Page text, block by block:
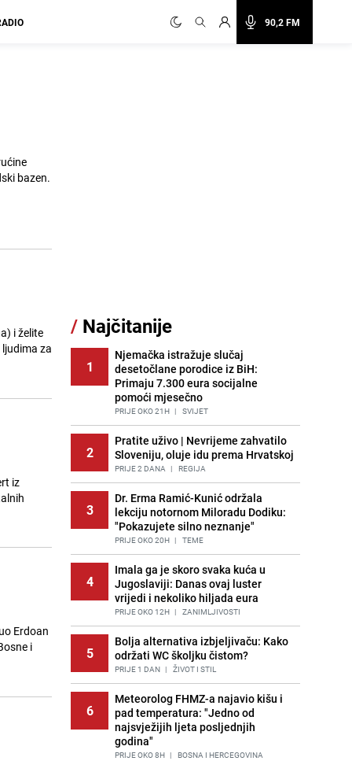
90,2 FM
bazen.
i želite
za
iz
Erdoan
i
/ Najčitanije
1
Njemačka istražuje slučaj
desetočlane porodice iz BiH:
Primaju 7.300 eura socijalne
pomoći mjesečno
PRIJE OKO 21H | SVIJET
2
Pratite uživo | Nevrijeme zahvatilo
Sloveniju, oluje idu prema Hrvatskoj
PRIJE 2 DANA | REGIJA
3
Dr. Erma Ramić-Kunić održala
lekciju notornom Miloradu Dodiku:
"Pokazujete silno neznanje"
PRIJE OKO 20H | TEME
4
Imala ga je skoro svaka kuća u
Jugoslaviji: Danas ovaj luster
vrijedi i nekoliko hiljada eura
PRIJE OKO 12H | ZANIMLJIVOSTI
5
Bolja alternativa izbjeljivaču: Kako
održati WC školjku čistom?
PRIJE 1 DAN | ŽIVOT I STIL
6
Meteorolog FHMZ-a najavio kišu i
pad temperatura: "Jedno od
najsvježijih ljeta posljednjih
godina"
PRIJE OKO 8H | BOSNA I HERCEGOVINA